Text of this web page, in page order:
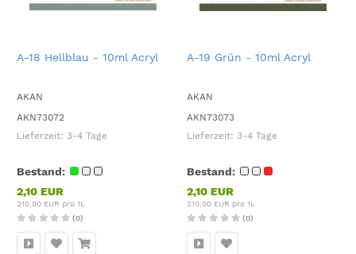
A-18 Hellblau - 10ml Acryl
AKAN
AKN73072
Lieferzeit: 3-4 Tage
Bestand:
2,10 EUR
210,00 EUR pro 1L
(0)
A-19 Grün - 10ml Acryl
AKAN
AKN73073
Lieferzeit: 3-4 Tage
Bestand:
2,10 EUR
210,00 EUR pro 1L
(0)